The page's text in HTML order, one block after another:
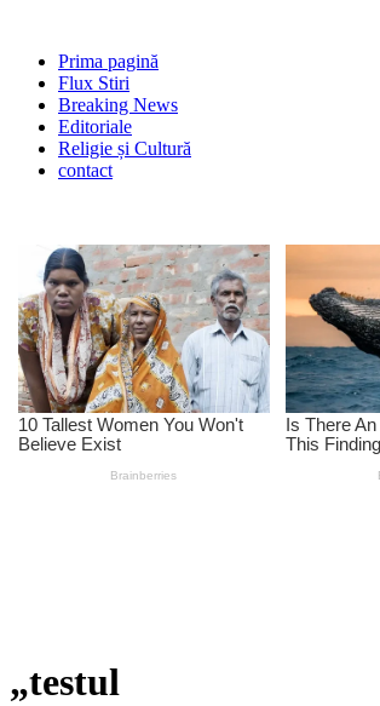
Prima pagină
Flux Stiri
Breaking News
Editoriale
Religie și Cultură
contact
„testul